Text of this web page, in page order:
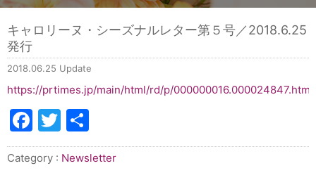
キャロリーヌ・シーズナルレター第５号／2018.6.25
発行
2018.06.25 Update
https://prtimes.jp/main/html/rd/p/000000016.000024847.html
Facebook
Twitter
有
Category : Newsletter